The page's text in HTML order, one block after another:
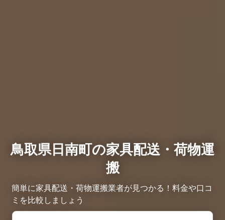
鳥取県日南町の家具配送・荷物運
搬
簡単に家具配送・荷物運搬業者が見つかる！料金や口コ
ミを比較しましょう